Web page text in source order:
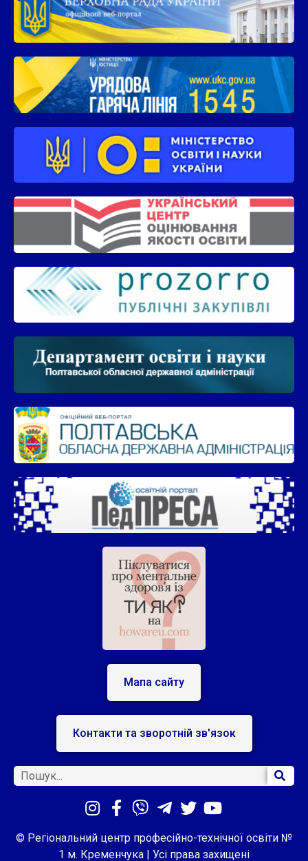
Мапа сайту
Контакти та зворотній зв'язок
© Регіональний центр професійно-технічної освіти №
1 м. Кременчука | Усі права захищені